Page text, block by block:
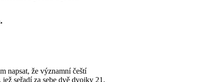
napsat, že významní čeští
seřadí za sebe dvě dvojky 21.